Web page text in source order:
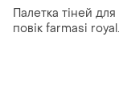
Палетка тіней для
повік farmasi royal